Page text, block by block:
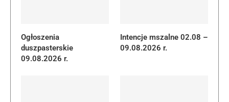
Ogłoszenia
duszpasterskie
09.08.2026 r.
Intencje mszalne 02.08 –
09.08.2026 r.